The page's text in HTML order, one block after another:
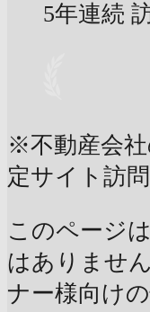
5年連続
※不動産会社
定サイト訪
このページ
はありませ
ナー様向け